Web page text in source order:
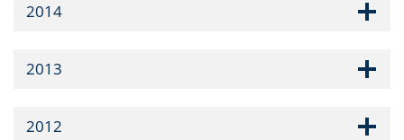
2014
2013
2012